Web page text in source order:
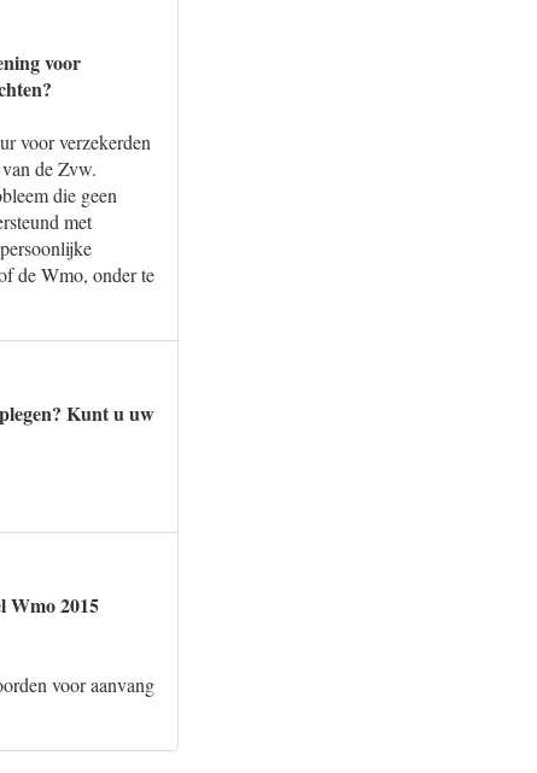
voor
voor verzekerden
de Zvw.
die geen
met
de Wmo, onder te
Kunt u uw
Wmo 2015
voor aanvang